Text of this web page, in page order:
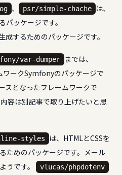
、 psr/simple-chache
は、
パッケージです。
成するためのパッケージです。
var-dumper
までは、
ワークSymfonyのパッケージで
となったフレームワークで
容は別記事で取り上げたいと思
styles
は、HTMLとCSSを
ためのパッケージです。メール
うです。
vlucas/phpdotenv